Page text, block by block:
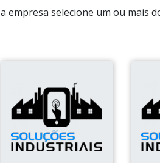
a empresa selecione um ou mais